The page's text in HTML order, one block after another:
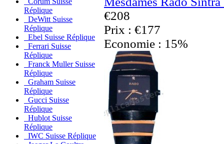
Réplique
DeWitt Suisse
Réplique
Ebel Suisse Réplique
Ferrari Suisse
Réplique
Franck Muller Suisse
Réplique
Graham Suisse
Réplique
Gucci Suisse
Réplique
Hublot Suisse
Réplique
IWC Suisse Réplique
€208
Prix : €177
Economie : 15%